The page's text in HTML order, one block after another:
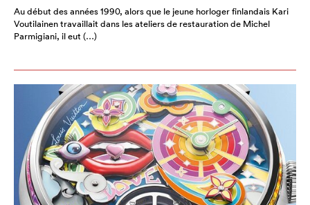
Au début des années 1990, alors que le jeune horloger finlandais Kari
Voutilainen travaillait dans les ateliers de restauration de Michel
Parmigiani, il eut (…)